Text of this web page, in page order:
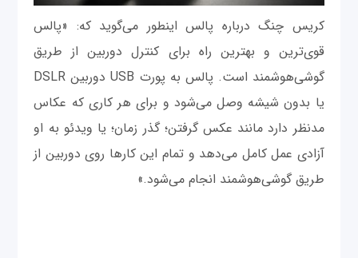
کریس چنگ درباره پالس اینطور می‌گوید که: «پالس
قوی‌ترین و بهترین راه برای کنترل دوربین از طریق
گوشی‌هوشمند است. پالس به پورت USB دوربین DSLR
یا بدون شیشه وصل می‌شود و برای هر کاری که عکاس
مدنظر دارد مانند عکس گرفتن؛ گذر زمان؛ یا ویدئو به او
آزادی عمل کامل می‌دهد و تمام این کارها روی دوربین از
طریق گوشی‌هوشمند انجام می‌شود.»